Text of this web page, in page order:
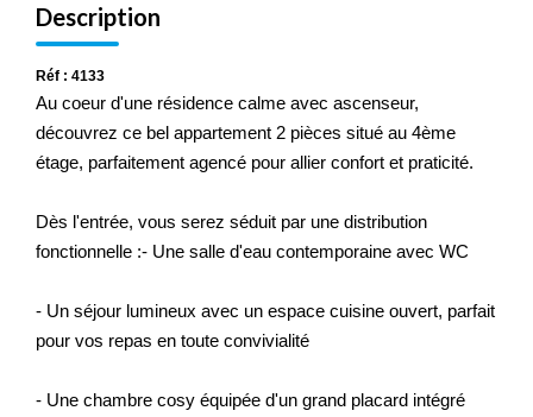
Description
Réf : 4133
Au coeur d'une résidence calme avec ascenseur,
découvrez ce bel appartement 2 pièces situé au 4ème
étage, parfaitement agencé pour allier confort et praticité.
Dès l'entrée, vous serez séduit par une distribution
fonctionnelle :- Une salle d'eau contemporaine avec WC
- Un séjour lumineux avec un espace cuisine ouvert, parfait
pour vos repas en toute convivialité
- Une chambre cosy équipée d'un grand placard intégré